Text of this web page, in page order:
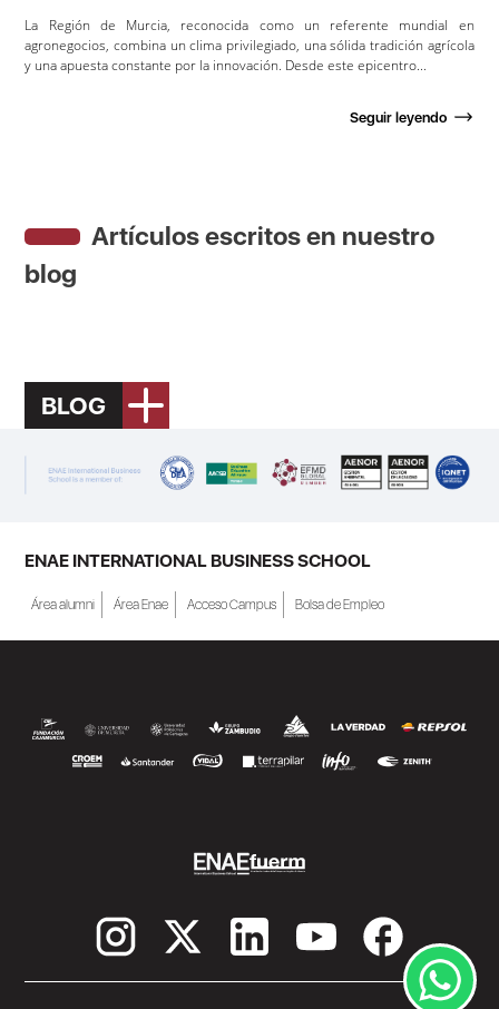
La Región de Murcia, reconocida como un referente mundial en
agronegocios, combina un clima privilegiado, una sólida tradición agrícola
y una apuesta constante por la innovación. Desde este epicentro...
Seguir leyendo
Artículos escritos en nuestro
blog
BLOG
ENAE INTERNATIONAL BUSINESS SCHOOL
Área alumni Área Enae Acceso Campus Bolsa de Empleo